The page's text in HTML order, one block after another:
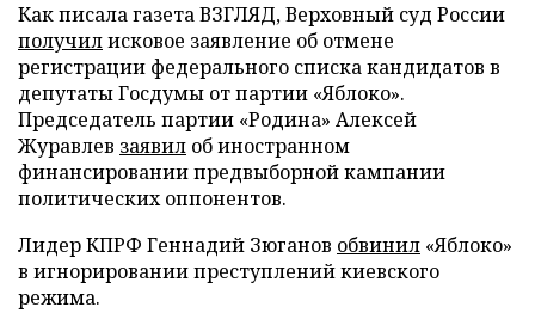
Как писала газета ВЗГЛЯД, Верховный суд России
получилисковое заявление об отмене
регистрации федерального списка кандидатов в
депутаты Госдумы от партии «Яблоко».
Председатель партии «Родина» Алексей
Журавлев заявил об иностранном
финансировании предвыборной кампании
политических оппонентов.
Лидер КПРФ Геннадий Зюганов обвинил «Яблоко»
в игнорировании преступлений киевского
режима.